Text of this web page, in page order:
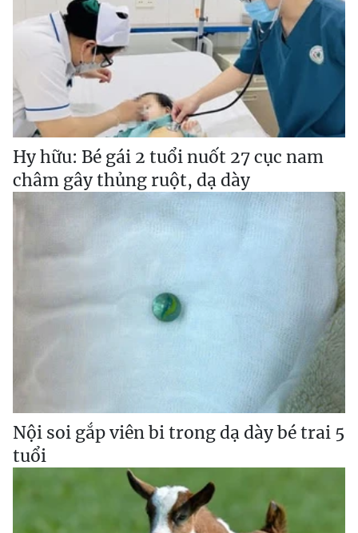
Hy hữu: Bé gái 2 tuổi nuốt 27 cục nam
châm gây thủng ruột, dạ dày
Nội soi gắp viên bi trong dạ dày bé trai 5
tuổi